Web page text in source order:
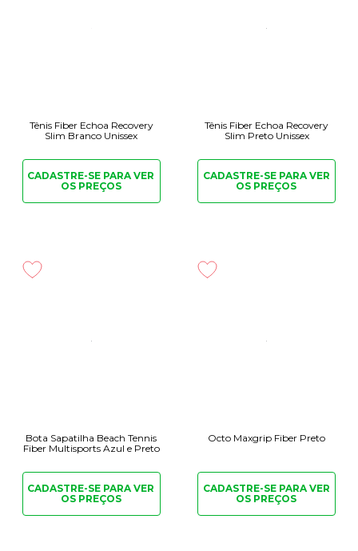
Tênis Fiber Echoa Recovery
Slim Branco Unissex
CADASTRE-SE PARAVER
OS PREÇOS
Tênis Fiber Echoa Recovery
Slim Preto Unissex
CADASTRE-SE PARAVER
OS PREÇOS
Bota Sapatilha Beach Tennis
Fiber Multisports Azul e Preto
CADASTRE-SE PARAVER
OS PREÇOS
Octo Maxgrip Fiber Preto
CADASTRE-SE PARAVER
OS PREÇOS